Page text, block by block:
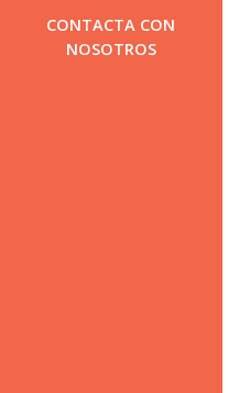
CONTACTA CON
NOSOTROS